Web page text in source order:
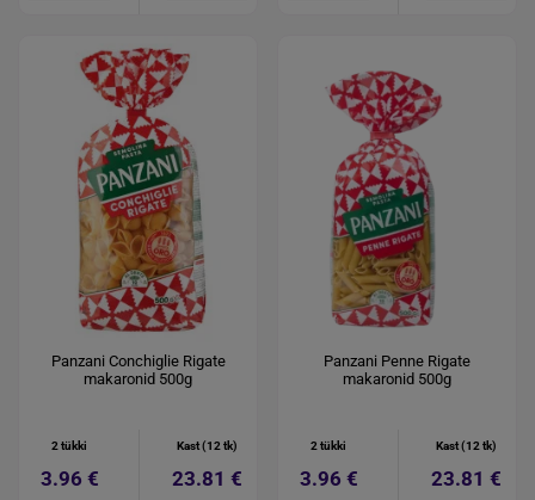
Panzani Conchiglie Rigate
makaronid 500g
2 tükki
3.96 €
Kast (12 tk)
23.81 €
Panzani Penne Rigate
makaronid 500g
2 tükki
3.96 €
Kast (12 tk)
23.81 €